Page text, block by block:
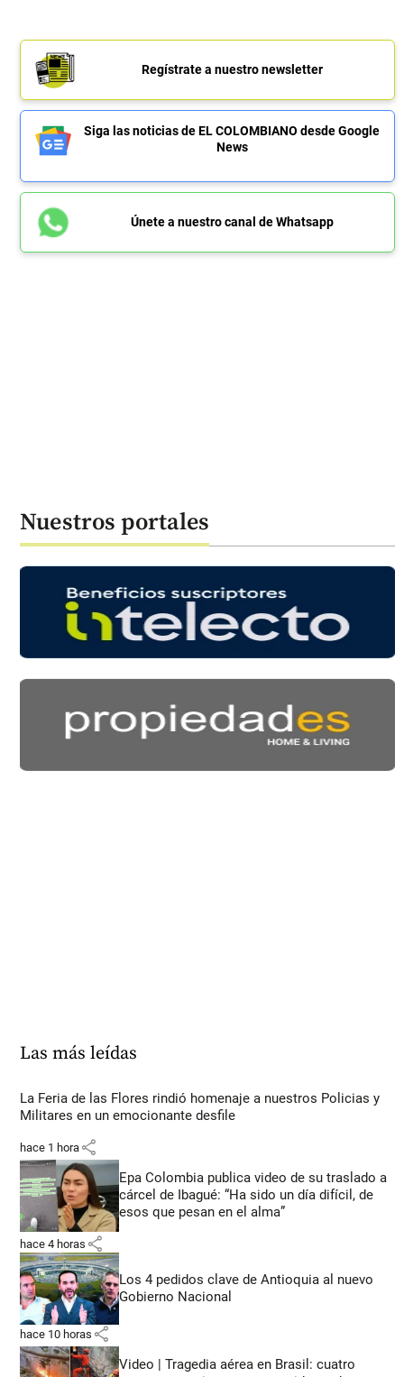
Regístrate a nuestro newsletter
Siga las noticias de EL COLOMBIANO desde Google
News
Únete a nuestro canal de Whatsapp
Nuestros portales
Las más leídas
La Feria de las Flores rindió homenaje a nuestros Policias y
Militares en un emocionante desfile
hace 1 hora share
Epa Colombia publica video de su traslado a
cárcel de Ibagué: “Ha sido un día difícil, de
esos que pesan en el alma”
hace 4 horas share
Los 4 pedidos clave de Antioquia al nuevo
Gobierno Nacional
hace 10 horas share
Video | Tragedia aérea en Brasil: cuatro